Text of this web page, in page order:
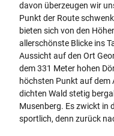
davon überzeugen wir
Punkt der Route
bieten sich von den
allerschönste Blicke ins
Aussicht auf den Ort
dem 331 Meter hohen
höchsten Punkt auf dem
dichten Wald stetig
Musenberg. Es zwickt in
sportlich, denn zurück